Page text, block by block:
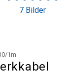
7 Bilder
/1m